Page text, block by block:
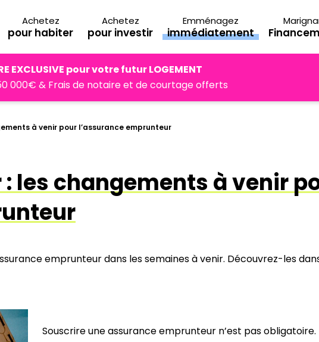
Achetez
pour habiter
Achetez
pour investir
Emménagez
immédiatement
EXCLUSIVE pour votre futur LOGEMENT
000€ & Frais de notaire et de courtage offerts
à venir pour l’assurance emprunteur
les changements à venir
emprunteur dans les semaines à venir. Découvrez-les
Souscrire une assurance emprunteur n’est pas